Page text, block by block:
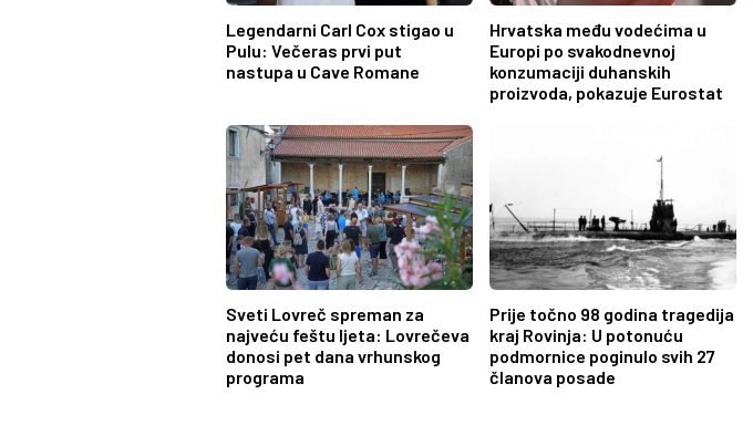
Legendarni Carl Cox stigao u
Pulu: Večeras prvi put
nastupa u Cave Romane
Hrvatska među vodećima u
Europi po svakodnevnoj
konzumaciji duhanskih
proizvoda, pokazuje Eurostat
Sveti Lovreč spreman za
najveću feštu ljeta: Lovrečeva
donosi pet dana vrhunskog
programa
Prije točno 98 godina tragedija
kraj Rovinja: U potonuću
podmornice poginulo svih 27
članova posade